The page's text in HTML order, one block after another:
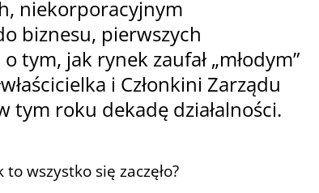
niekorporacyjnym
biznesu, pierwszych
tym, jak rynek zaufał „młodym”
i Członkini Zarządu
tym roku dekadę działalności.
wszystko się zaczęło?